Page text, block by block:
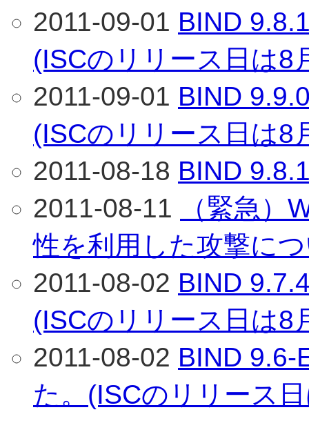
2011-09-01 BIND
(ISCのリリース日は8
2011-09-01 BIND
(ISCのリリース日は8
2011-08-18 BIND
2011-08-11
（緊急）
性を利用した攻撃に
2011-08-02 BIND
(ISCのリリース日は8
2011-08-02 BIND 9.6-
た。(ISCのリリース